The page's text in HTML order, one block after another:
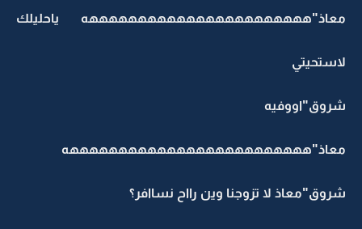
معاذ"هههههههههههههههههههههههه ياحليلك
لاستحيتي
شروق"اووفيه
معاذ"هههههههههههههههههههههههههه
شروق"معاذ لا تزوجنا وين رااح نساافر؟